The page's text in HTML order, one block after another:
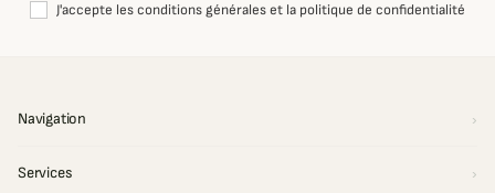
J'accepte les conditions générales et la politique de confidentialité
Navigation
Services